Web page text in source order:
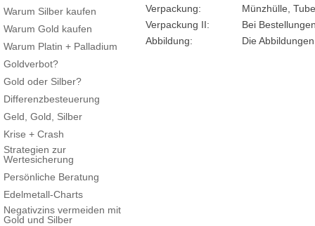
Warum Silber kaufen
Warum Gold kaufen
Warum Platin + Palladium
Goldverbot?
Gold oder Silber?
Differenzbesteuerung
Geld, Gold, Silber
Krise + Crash
Strategien zur
Wertesicherung
Persönliche Beratung
Edelmetall-Charts
Negativzins vermeiden mit
Gold und Silber
Verpackung:
Münzhülle, Tube
Verpackung II:
Bei
Abbildung:
Die